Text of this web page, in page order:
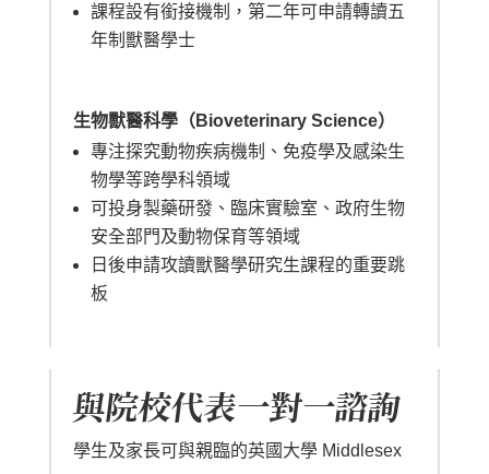
課程設有銜接機制，第二年可申請轉讀五
年制獸醫學士
生物獸醫科學（Bioveterinary Science）
專注探究動物疾病機制、免疫學及感染生
物學等跨學科領域
可投身製藥研發、臨床實驗室、政府生物
安全部門及動物保育等領域
日後申請攻讀獸醫學研究生課程的重要跳
板
與院校代表一對一諮詢
學生及家長可與親臨的英國大學 Middlesex